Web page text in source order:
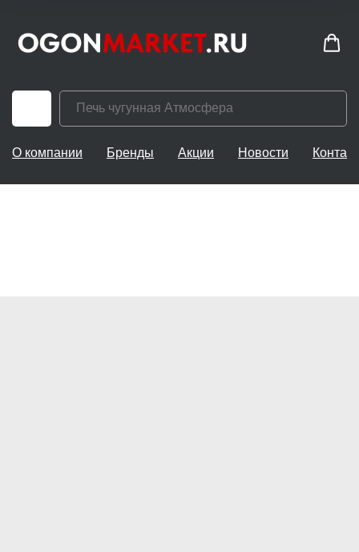
О компании Бренды Акции Новости